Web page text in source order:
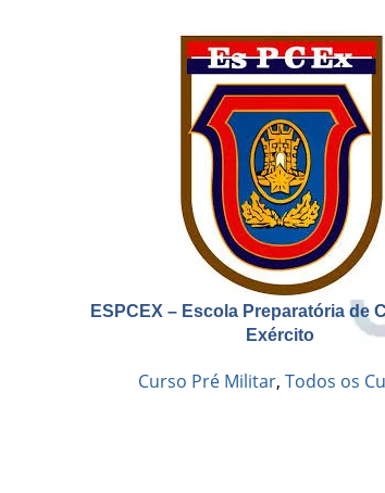
ESPCEX – Escola Preparatória de
Exército
Curso Pré Militar, Todos os